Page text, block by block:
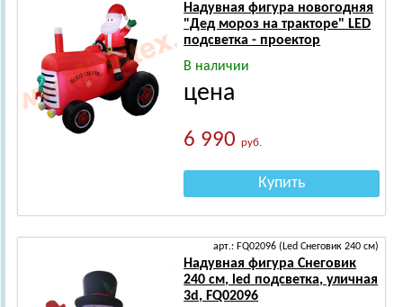
Надувная фигура новогодняя
"Дед мороз на тракторе" LED
подсветка - проектор
В наличии
цена
6 990руб.
Купить
арт.: FQ02096 (Led Снеговик 240 см)
Надувная фигура Снеговик
240 см, led подсветка, уличная
3d, FQ02096